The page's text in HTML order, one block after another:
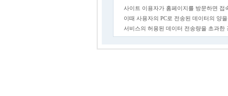
사이트 이용자가 홈페이지를 방문하면 접
이때 사용자의 PC로 전송된 데이터의 양
서비스의 허용된 데이터 전송량을 초과